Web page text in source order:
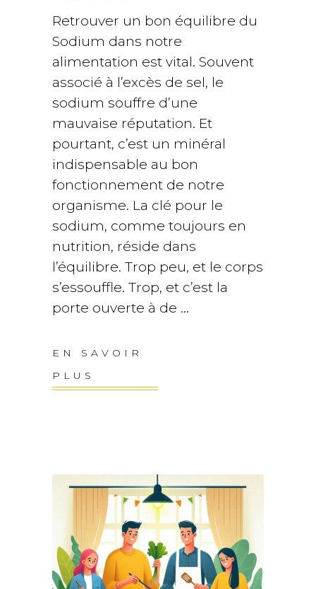
Retrouver un bon équilibre du
Sodium dans notre
alimentation est vital. Souvent
associé à l’excès de sel, le
sodium souffre d’une
mauvaise réputation. Et
pourtant, c’est un minéral
indispensable au bon
fonctionnement de notre
organisme. La clé pour le
sodium, comme toujours en
nutrition, réside dans
l’équilibre. Trop peu, et le corps
s’essouffle. Trop, et c’est la
porte ouverte à de
EN SAVOIR
PLUS